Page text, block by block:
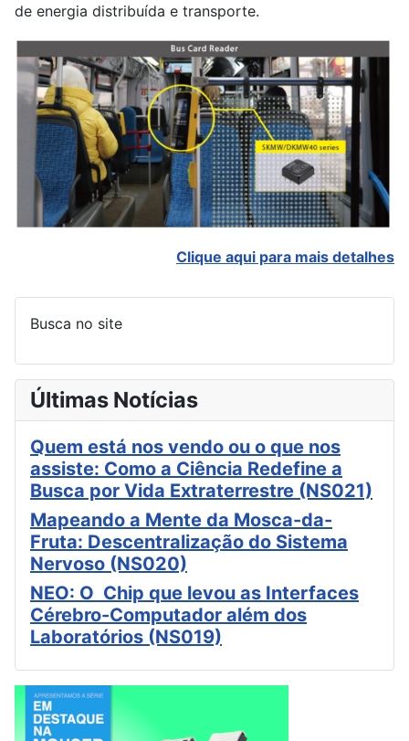
de energia distribuída e transporte.
Clique aqui para mais detalhes
Busca no site
Últimas Notícias
Quem está nos vendo ou o que nos
assiste: Como a Ciência Redefine a
Busca por Vida Extraterrestre (NS021)
Mapeando a Mente da Mosca-da-
Fruta: Descentralização do Sistema
Nervoso (NS020)
NEO: O Chip que levou as Interfaces
Cérebro-Computador além dos
Laboratórios (NS019)